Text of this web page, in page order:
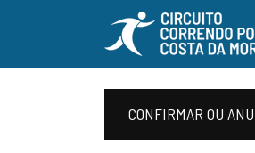
CONFIRMAR OU